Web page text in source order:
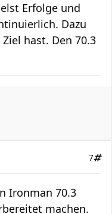
Erfolge und
Dazu
hast. Den 70.3
7
Ironman 70.3
machen.